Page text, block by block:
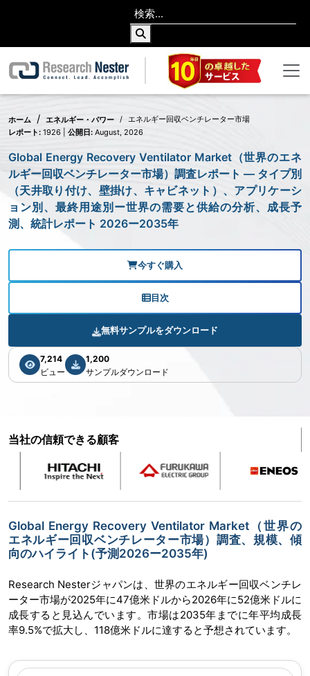
ホーム エネルギー・パワー
エネルギー回収ベンチレーター市場
レポート: 1926 | 公開日: August, 2026
Global Energy Recovery Ventilator Market（世界のエネ
ルギー回収ベンチレーター市場）調査レポート ― タイプ別
（天井取り付け、壁掛け、キャビネット）、アプリケーシ
ョン別、最終用途別ー世界の需要と供給の分析、成長予
測、統計レポート 2026ー2035年
今すぐ購入
目次
無料サンプルをダウンロード
7,214
ビュー
1,200
サンプルダウンロード
当社の信頼できる顧客
Global Energy Recovery Ventilator Market（世界の
エネルギー回収ベンチレーター市場）調査、規模、傾
向のハイライト(予測2026ー2035年)
Research Nesterジャパンは、世界のエネルギー回収ベンチレ
ーター市場が2025年に47億米ドルから2026年に52億米ドルに
成長すると見込んでいます。市場は2035年までに年平均成長
率9.5%で拡大し、118億米ドルに達すると予想されています。